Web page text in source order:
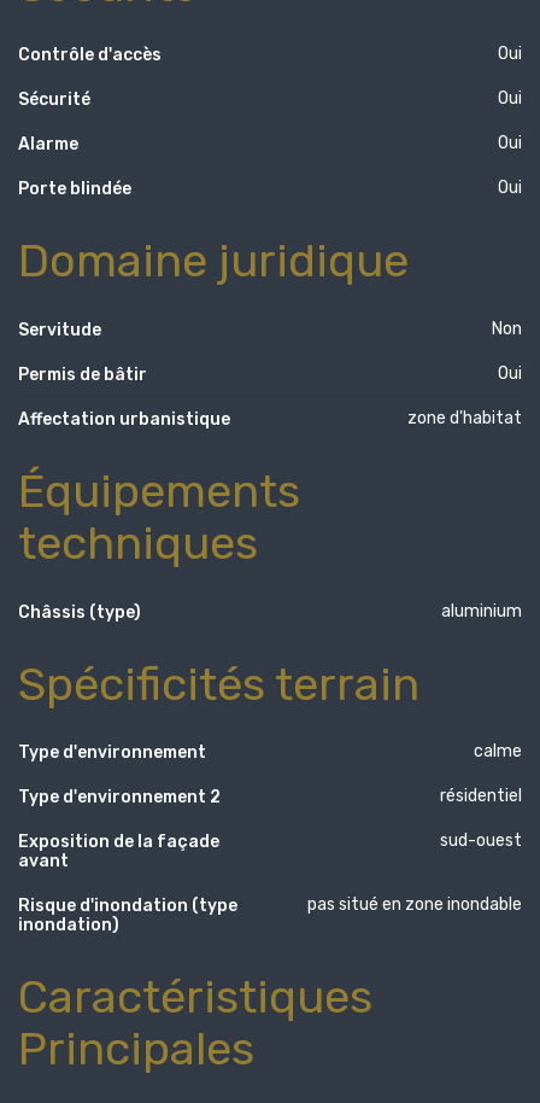
Contrôle d'accès Oui
Sécurité Oui
Alarme Oui
Porte blindée Oui
Domaine juridique
Servitude Non
Permis de bâtir Oui
Affectation urbanistique zone d'habitat
Équipements
techniques
Châssis (type) aluminium
Spécificités terrain
Type d'environnement calme
Type d'environnement 2 résidentiel
Exposition de la façade
avant
sud-ouest
Risque d'inondation (type
inondation)
pas situé en zone inondable
Caractéristiques
Principales